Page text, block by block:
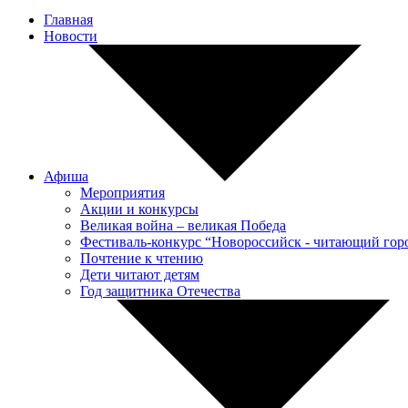
Главная
Новости
Афиша
Мероприятия
Акции и конкурсы
Великая война – великая Победа
Фестиваль-конкурс “Новороссийск - читающий
Почтение к чтению
Дети читают детям
Год защитника Отечества